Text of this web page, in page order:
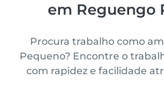
em Reguengo
Procura trabalho como
Pequeno? Encontre o
com rapidez e facilidade